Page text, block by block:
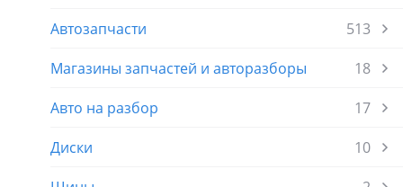
Автозапчасти
513
Магазины запчастей и авторазборы
18
Авто на разбор
17
Диски
10